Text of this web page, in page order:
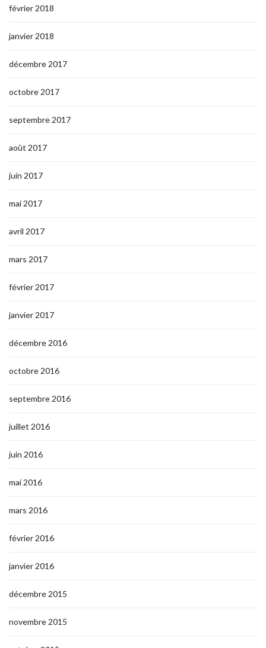
février 2018
janvier 2018
décembre 2017
octobre 2017
septembre 2017
août 2017
juin 2017
mai 2017
avril 2017
mars 2017
février 2017
janvier 2017
décembre 2016
octobre 2016
septembre 2016
juillet 2016
juin 2016
mai 2016
mars 2016
février 2016
janvier 2016
décembre 2015
novembre 2015